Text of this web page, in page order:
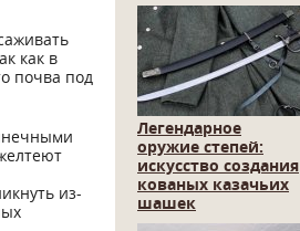
как в
почва под
из-
Легендарное
оружие степей:
искусство создания
кованых казачьих
шашек